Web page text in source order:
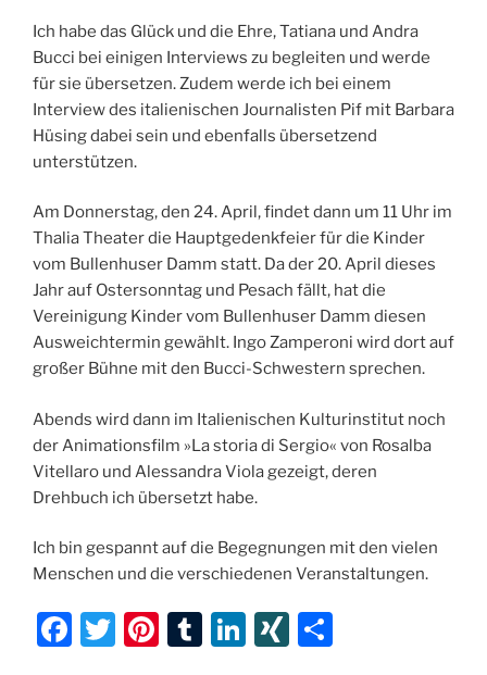
Ich habe das Glück und die Ehre, Tatiana und Andra
Bucci bei einigen Interviews zu begleiten und werde
für sie übersetzen. Zudem werde ich bei einem
Interview des italienischen Journalisten Pif mit Barbara
Hüsing dabei sein und ebenfalls übersetzend
unterstützen.
Am Donnerstag, den 24. April, findet dann um 11 Uhr im
Thalia Theater die Hauptgedenkfeier für die Kinder
vom Bullenhuser Damm statt. Da der 20. April dieses
Jahr auf Ostersonntag und Pesach fällt, hat die
Vereinigung Kinder vom Bullenhuser Damm diesen
Ausweichtermin gewählt. Ingo Zamperoni wird dort auf
großer Bühne mit den Bucci-Schwestern sprechen.
Abends wird dann im Italienischen Kulturinstitut noch
der Animationsfilm »La storia di Sergio« von Rosalba
Vitellaro und Alessandra Viola gezeigt, deren
Drehbuch ich übersetzt habe.
Ich bin gespannt auf die Begegnungen mit den vielen
Menschen und die verschiedenen Veranstaltungen.
F
T
Pi T
Li XI